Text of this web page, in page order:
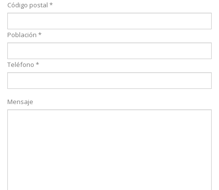
Código postal *
Población *
Teléfono *
Mensaje